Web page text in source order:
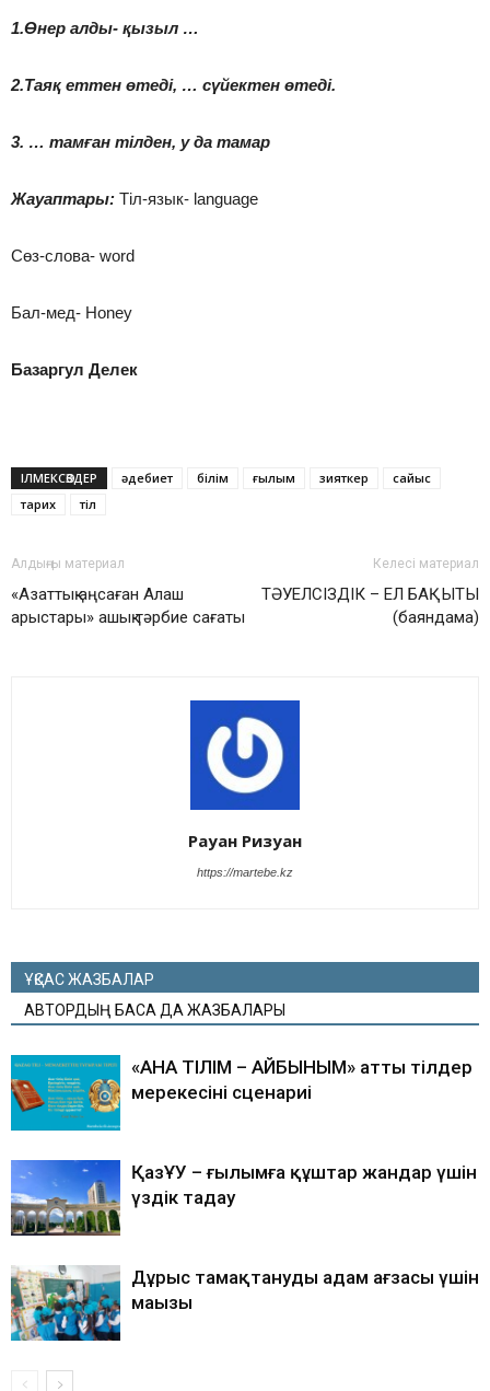
1.Өнер алды- қызыл …
2.Таяқ еттен өтеді, … сүйектен өтеді.
3. … тамған тілден, у да тамар
Жауаптары: Тіл-язык- language
Сөз-слова- word
Бал-мед- Honey
Базаргул Делек
ІЛМЕКСӨЗДЕР әдебиет білім ғылым зияткер
сайыс
тарих
тіл
Алдыңғы материал
«Азаттық аңсаған Алаш
арыстары» ашық тәрбие сағаты
Келесі материал
ТӘУЕЛСІЗДІК – ЕЛ БАҚЫТЫ
(баяндама)
Рауан Ризуан
https://martebe.kz
ҰҚСАС ЖАЗБАЛАР
АВТОРДЫҢ БАСҚА ДА ЖАЗБАЛАРЫ
«АНА ТІЛІМ – АЙБЫНЫМ» атты тілдер
мерекесінің сценариі
ҚазҰУ – ғылымға құштар жандар үшін
үздік таңдау
Дұрыс тамақтанудың адам ағзасы үшін
маңызы